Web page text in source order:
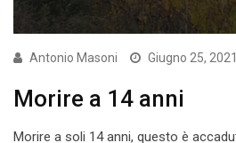
Antonio Masoni Giugno 25, 2021
Morire a 14 anni
Morire a soli 14 anni, questo è